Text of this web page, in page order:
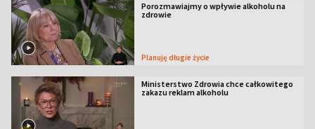
Porozmawiajmy o wpływie alkoholu na
zdrowie
Planuję długie życie
Ministerstwo Zdrowia chce całkowitego
zakazu reklam alkoholu